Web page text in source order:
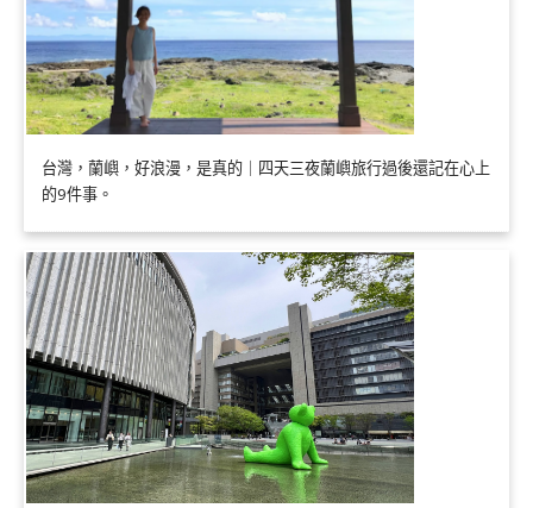
台灣，蘭嶼，好浪漫，是真的｜四天三夜蘭嶼旅行過後還記在心上
的9件事。